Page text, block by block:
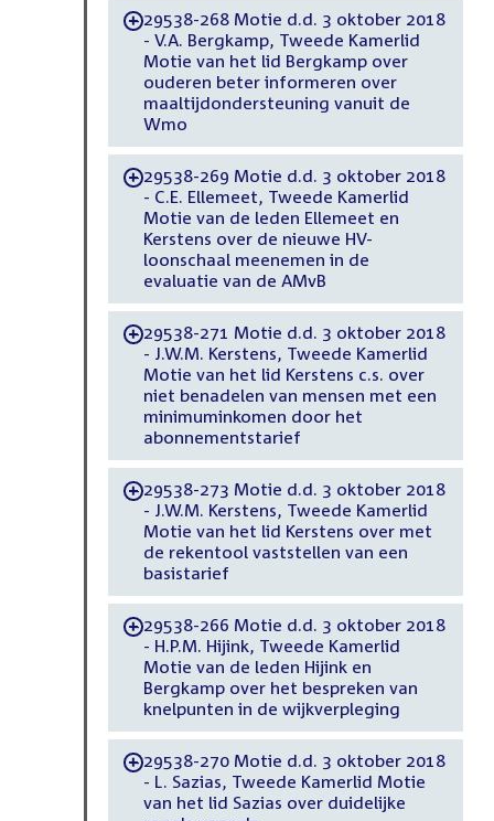
-29538-268 Motie d.d. 3 oktober 2018
- V.A. Bergkamp, Tweede Kamerlid
Motie van het lid Bergkamp over
ouderen beter informeren over
maaltijdondersteuning vanuit de
Wmo
-29538-269 Motie d.d. 3 oktober 2018
- C.E. Ellemeet, Tweede Kamerlid
Motie van de leden Ellemeet en
Kerstens over de nieuwe HV-
loonschaal meenemen in de
evaluatie van de AMvB
-29538-271 Motie d.d. 3 oktober 2018
- J.W.M. Kerstens, Tweede Kamerlid
Motie van het lid Kerstens c.s. over
niet benadelen van mensen met een
minimuminkomen door het
abonnementstarief
-29538-273 Motie d.d. 3 oktober 2018
- J.W.M. Kerstens, Tweede Kamerlid
Motie van het lid Kerstens over met
de rekentool vaststellen van een
basistarief
-29538-266 Motie d.d. 3 oktober 2018
- H.P.M. Hijink, Tweede Kamerlid
Motie van de leden Hijink en
Bergkamp over het bespreken van
knelpunten in de wijkverpleging
-29538-270 Motie d.d. 3 oktober 2018
- L. Sazias, Tweede Kamerlid Motie
van het lid Sazias over duidelijke